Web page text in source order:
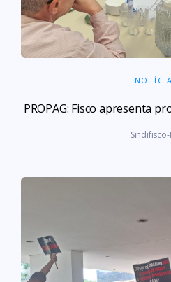
PROPAG: Fisco apresenta
Sindifisco-